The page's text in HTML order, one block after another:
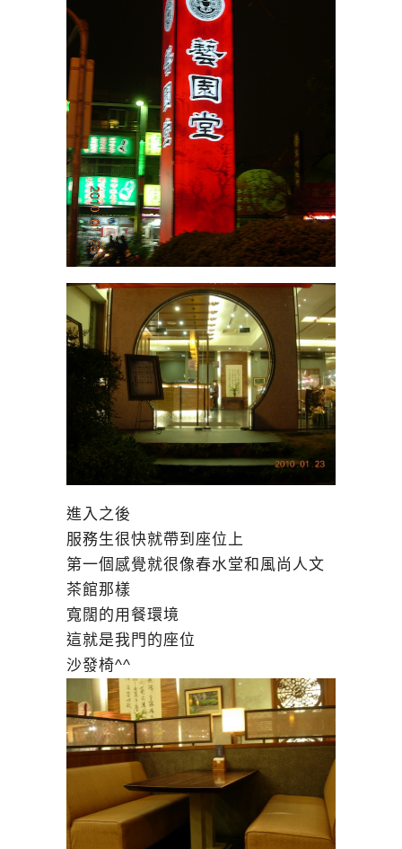
進入之後
服務生很快就帶到座位上
第一個感覺就很像春水堂和風尚人文
茶館那樣
寬闊的用餐環境
這就是我門的座位
沙發椅^^